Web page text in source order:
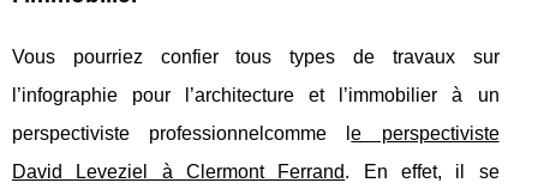
Vous pourriez confier tous types de travaux sur
l’infographie pour l’architecture et l’immobilier à un
perspectiviste professionnelcomme le perspectiviste
David Leveziel à Clermont Ferrand. En effet, il se